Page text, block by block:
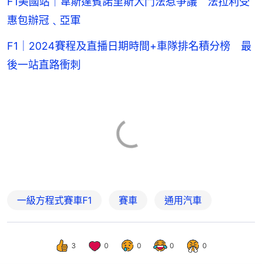
惠包辦冠﹑亞軍
F1｜2024賽程及直播日期時間+車隊排名積分榜 最
後一站直路衝刺
一級方程式賽車F1 賽車 通用汽車
3 0 0 0 0